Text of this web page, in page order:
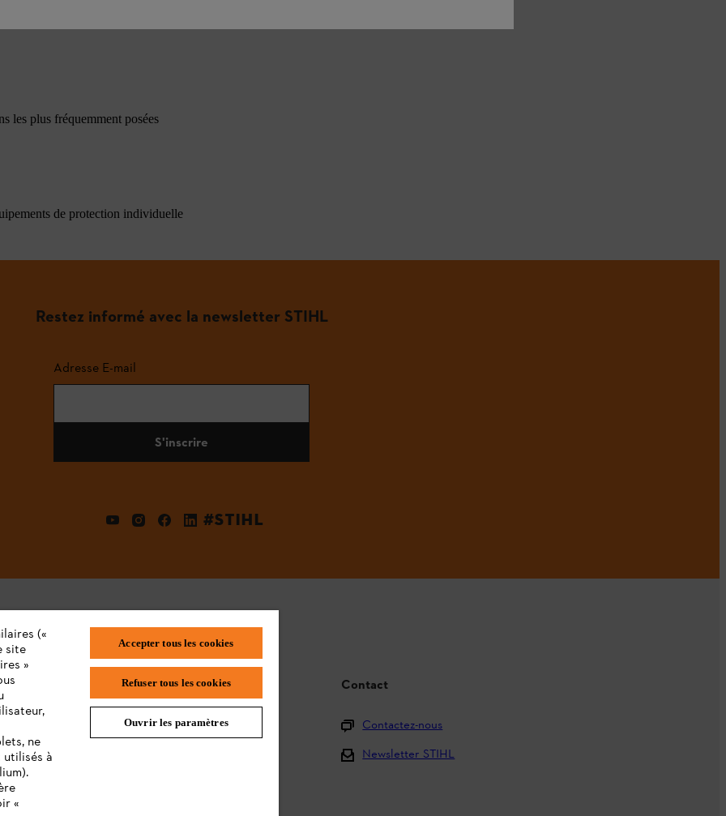
les plus fréquemment posées
de protection individuelle
Restez informé avec la newsletter STIHL
Adresse E-mail
S'inscrire
#STIHL
STIHL FAQ
L'Enregistrement
Contact
Contactez-nous
Newsletter STIHL
(«
site
»
ne
à
«
Accepter tous les cookies
Refuser tous les cookies
Ouvrir les paramètres